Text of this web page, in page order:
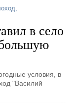
,
в село
условия, в
"Василий